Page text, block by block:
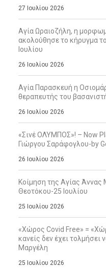
27 Ιουλίου 2026
Αγία Ωραιοζήλη, η
ακολούθησε το κήρυγμα
Ιουλίου
26 Ιουλίου 2026
Αγία Παρασκευή η
θεραπευτής του
26 Ιουλίου 2026
«Σινέ ΟΛΥΜΠΟΣ»! – Now
Γιώργου Σαράφογλου-by
26 Ιουλίου 2026
Κοίμηση της Αγίας Άννας
Θεοτόκου-25 Ιουλίου
25 Ιουλίου 2026
«Χώρος Covid Free» =
κανείς δεν έχει
Μαργέλη
25 Ιουλίου 2026